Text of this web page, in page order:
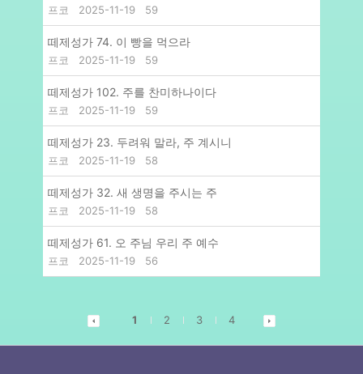
프코 2025-11-19 59
떼제성가 74. 이 빵을 먹으라
프코 2025-11-19 59
떼제성가 102. 주를 찬미하나이다
프코 2025-11-19 59
떼제성가 23. 두려워 말라, 주 계시니
프코 2025-11-19 58
떼제성가 32. 새 생명을 주시는 주
프코 2025-11-19 58
떼제성가 61. 오 주님 우리 주 예수
프코 2025-11-19 56
1 2 3 4